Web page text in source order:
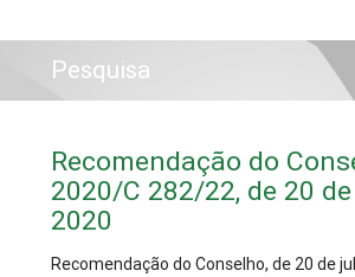
Pesquisa
Recomendação do
2020/C 282/22, de 20
2020
Recomendação do Conselho, de 20 de